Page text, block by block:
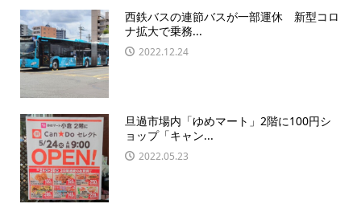
西鉄バスの連節バスが一部運休 新型コロ
ナ拡大で乗務...
2022.12.24
旦過市場内「ゆめマート」2階に100円シ
ョップ「キャン...
2022.05.23